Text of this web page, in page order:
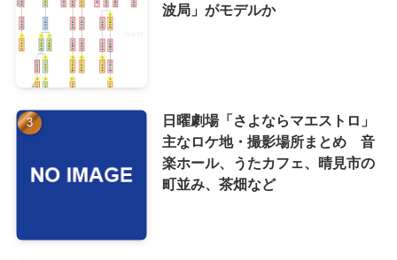
波局」がモデルか
日曜劇場「さよならマエストロ」
主なロケ地・撮影場所まとめ 音
楽ホール、うたカフェ、晴見市の
町並み、茶畑など